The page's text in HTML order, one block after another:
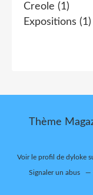
Creole (1)
Expositions (1)
Thème
Voir le profil de dyloke
Signaler un abus